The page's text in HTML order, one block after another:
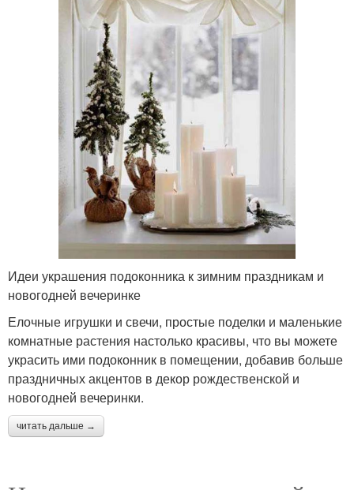
Идеи украшения подоконника к зимним праздникам и
новогодней вечеринке
Елочные игрушки и свечи, простые поделки и маленькие
комнатные растения настолько красивы, что вы можете
украсить ими подоконник в помещении, добавив больше
праздничных акцентов в декор рождественской и
новогодней вечеринки.
читать дальше →